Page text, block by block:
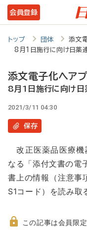
メ
イ
テ
ツ
に
動
会員登録
トップ 団体
添文
8月1日施行に向け日薬
添文電子化へアプ
8月1日施行に向け日
2021/3/11 04:30
保存
改正医薬品医療機
なる「添付文書の電
書上の情報（注意事
S1コード）を読み
この記事は会員限定